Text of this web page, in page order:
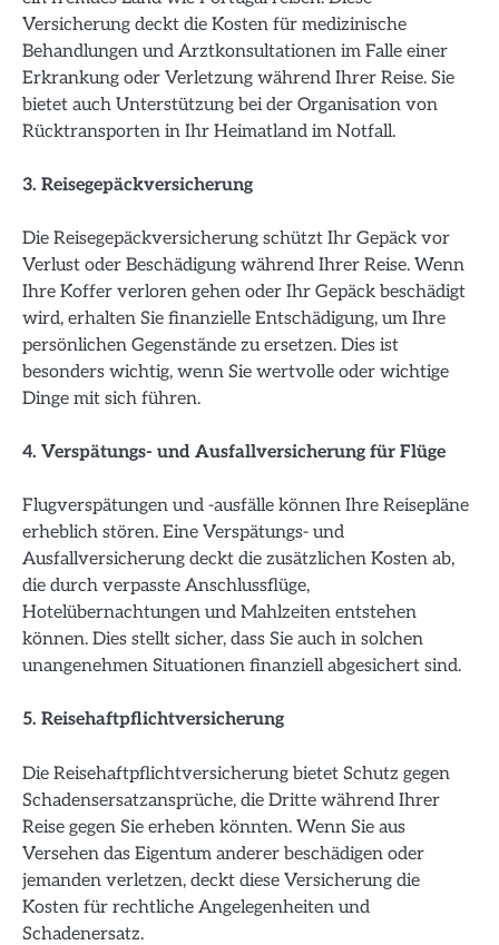
Versicherung deckt die Kosten für medizinische
Behandlungen und Arztkonsultationen im Falle einer
Erkrankung oder Verletzung während Ihrer Reise. Sie
bietet auch Unterstützung bei der Organisation von
Rücktransporten in Ihr Heimatland im Notfall.
3. Reisegepäckversicherung
Die Reisegepäckversicherung schützt Ihr Gepäck vor
Verlust oder Beschädigung während Ihrer Reise. Wenn
Ihre Koffer verloren gehen oder Ihr Gepäck beschädigt
wird, erhalten Sie finanzielle Entschädigung, um Ihre
persönlichen Gegenstände zu ersetzen. Dies ist
besonders wichtig, wenn Sie wertvolle oder wichtige
Dinge mit sich führen.
4. Verspätungs- und Ausfallversicherung für Flüge
Flugverspätungen und -ausfälle können Ihre Reisepläne
erheblich stören. Eine Verspätungs- und
Ausfallversicherung deckt die zusätzlichen Kosten ab,
die durch verpasste Anschlussflüge,
Hotelübernachtungen und Mahlzeiten entstehen
können. Dies stellt sicher, dass Sie auch in solchen
unangenehmen Situationen finanziell abgesichert sind.
5. Reisehaftpflichtversicherung
Die Reisehaftpflichtversicherung bietet Schutz gegen
Schadensersatzansprüche, die Dritte während Ihrer
Reise gegen Sie erheben könnten. Wenn Sie aus
Versehen das Eigentum anderer beschädigen oder
jemanden verletzen, deckt diese Versicherung die
Kosten für rechtliche Angelegenheiten und
Schadenersatz.